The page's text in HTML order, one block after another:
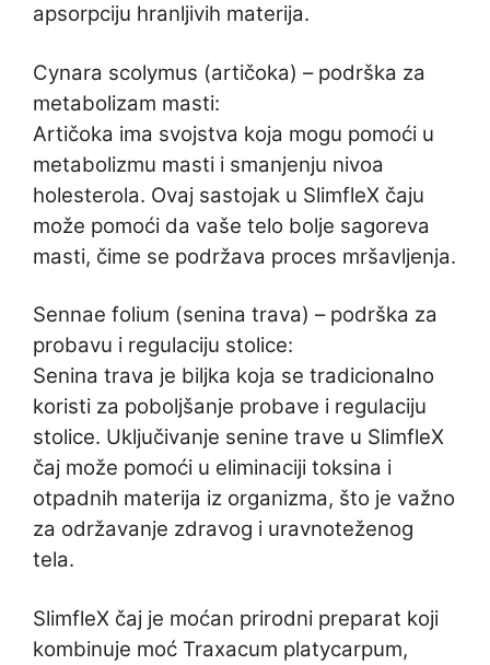
apsorpciju hranljivih materija.
Cynara scolymus (artičoka) – podrška za
metabolizam masti:
Artičoka ima svojstva koja mogu pomoći u
metabolizmu masti i smanjenju nivoa
holesterola. Ovaj sastojak u SlimfleX čaju
može pomoći da vaše telo bolje sagoreva
masti, čime se podržava proces mršavljenja.
Sennae folium (senina trava) – podrška za
probavu i regulaciju stolice:
Senina trava je biljka koja se tradicionalno
koristi za poboljšanje probave i regulaciju
stolice. Uključivanje senine trave u SlimfleX
čaj može pomoći u eliminaciji toksina i
otpadnih materija iz organizma, što je važno
za održavanje zdravog i uravnoteženog
tela.
SlimfleX čaj je moćan prirodni preparat koji
kombinuje moć Traxacum platycarpum,